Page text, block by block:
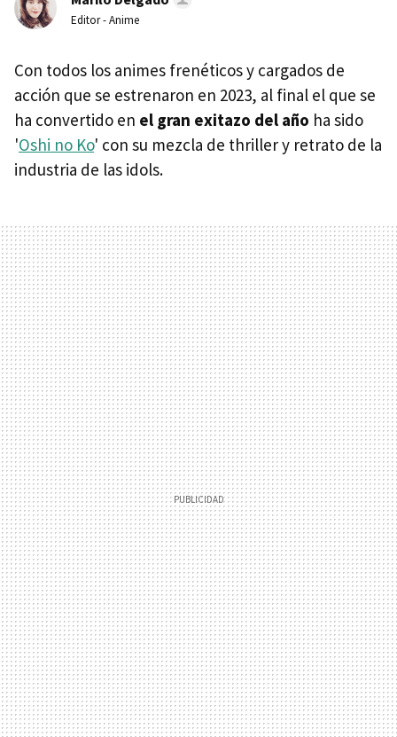
Editor - Anime
Con todos los animes frenéticos y cargados de
acción que se estrenaron en 2023, al final el que se
ha convertido en el gran exitazo del año ha sido
'Oshi no Ko' con su mezcla de thriller y retrato de la
industria de las idols.